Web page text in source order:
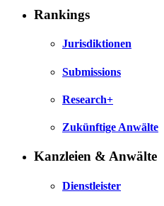
Rankings
Jurisdiktionen
Submissions
Research+
Zukünftige Anwälte
Kanzleien & Anwälte
Dienstleister